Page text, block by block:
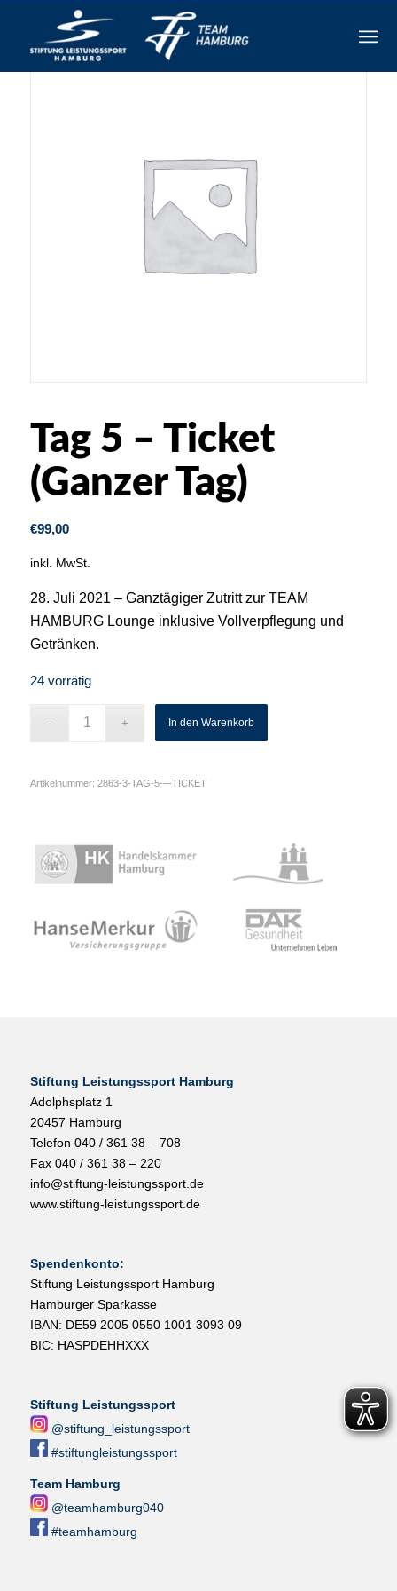
Tag 5 – Ticket
(Ganzer Tag)
€99,00
inkl. MwSt.
28. Juli 2021 – Ganztägiger Zutritt zur TEAM
HAMBURG Lounge inklusive Vollverpflegung und
Getränken.
24 vorrätig
In den Warenkorb
Artikelnummer: 2863-3-TAG-5-–-TICKET
Stiftung Leistungssport Hamburg
Adolphsplatz 1
20457 Hamburg
Telefon 040 / 361 38 – 708
Fax 040 / 361 38 – 220
info@stiftung-leistungssport.de
www.stiftung-leistungssport.de
Spendenkonto:
Stiftung Leistungssport Hamburg
Hamburger Sparkasse
IBAN: DE59 2005 0550 1001 3093 09
BIC: HASPDEHHXXX
Stiftung Leistungssport
@stiftung_leistungssport
#stiftungleistungssport
Team Hamburg
@teamhamburg040
#teamhamburg